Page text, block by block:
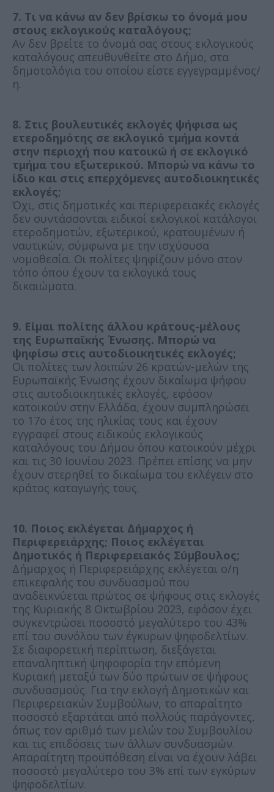
7. Τι να κάνω αν δεν βρίσκω το όνομά μου
στους εκλογικούς καταλόγους;
Αν δεν βρείτε το όνομά σας στους εκλογικούς
καταλόγους απευθυνθείτε στο Δήμο, στα
δημοτολόγια του οποίου είστε εγγεγραμμένος/
η.
8. Στις βουλευτικές εκλογές ψήφισα ως
ετεροδημότης σε εκλογικό τμήμα κοντά
στην περιοχή που κατοικώ ή σε εκλογικό
τμήμα του εξωτερικού. Μπορώ να κάνω το
ίδιο και στις επερχόμενες αυτοδιοικητικές
εκλογές;
Όχι, στις δημοτικές και περιφερειακές εκλογές
δεν συντάσσονται ειδικοί εκλογικοί κατάλογοι
ετεροδημοτών, εξωτερικού, κρατουμένων ή
ναυτικών, σύμφωνα με την ισχύουσα
νομοθεσία. Οι πολίτες ψηφίζουν μόνο στον
τόπο όπου έχουν τα εκλογικά τους
δικαιώματα.
9. Είμαι πολίτης άλλου κράτους-μέλους
της Ευρωπαϊκής Ένωσης. Μπορώ να
ψηφίσω στις αυτοδιοικητικές εκλογές;
Οι πολίτες των λοιπών 26 κρατών-μελών της
Ευρωπαϊκής Ένωσης έχουν δικαίωμα ψήφου
στις αυτοδιοικητικές εκλογές, εφόσον
κατοικούν στην Ελλάδα, έχουν συμπληρώσει
το 17ο έτος της ηλικίας τους και έχουν
εγγραφεί στους ειδικούς εκλογικούς
καταλόγους του Δήμου όπου κατοικούν μέχρι
και τις 30 Ιουνίου 2023. Πρέπει επίσης να μην
έχουν στερηθεί το δικαίωμα του εκλέγειν στο
κράτος καταγωγής τους.
10. Ποιος εκλέγεται Δήμαρχος ή
Περιφερειάρχης; Ποιος εκλέγεται
Δημοτικός ή Περιφερειακός Σύμβουλος;
Δήμαρχος ή Περιφερειάρχης εκλέγεται ο/η
επικεφαλής του συνδυασμού που
αναδεικνύεται πρώτος σε ψήφους στις εκλογές
της Κυριακής 8 Οκτωβρίου 2023, εφόσον έχει
συγκεντρώσει ποσοστό μεγαλύτερο του 43%
επί του συνόλου των έγκυρων ψηφοδελτίων.
Σε διαφορετική περίπτωση, διεξάγεται
επαναληπτική ψηφοφορία την επόμενη
Κυριακή μεταξύ των δύο πρώτων σε ψήφους
συνδυασμούς. Για την εκλογή Δημοτικών και
Περιφερειακών Συμβούλων, το απαραίτητο
ποσοστό εξαρτάται από πολλούς παράγοντες,
όπως τον αριθμό των μελών του Συμβουλίου
και τις επιδόσεις των άλλων συνδυασμών.
Απαραίτητη προϋπόθεση είναι να έχουν λάβει
ποσοστό μεγαλύτερο του 3% επί των εγκύρων
ψηφοδελτίων.